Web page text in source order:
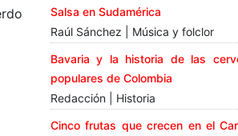
Salsa en Sudamérica
Raúl Sánchez | Música y folclor
Bavaria y la historia de las
populares de Colombia
Redacción | Historia
Cinco frutas que crecen en el